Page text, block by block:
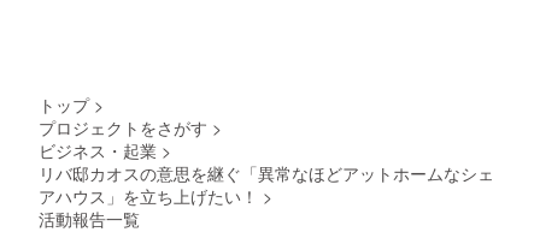
トップ >
プロジェクトをさがす >
ビジネス・起業 >
リバ邸カオスの意思を継ぐ「異常なほどアットホームなシェ
アハウス」を立ち上げたい！ >
活動報告一覧